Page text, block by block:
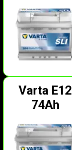
Varta E12
74Ah